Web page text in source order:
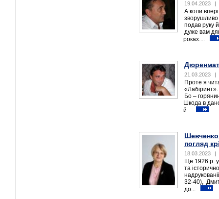
19.04.2023 |
А коли
зворушливо
подав руку
дуже вам
роках....
21.03.2023 |
Проте я
Бо –
Шкода в
й...
Шевченко
погляд
18.03.2023 |
Ще 1926 р. у
та
32-40),
до...